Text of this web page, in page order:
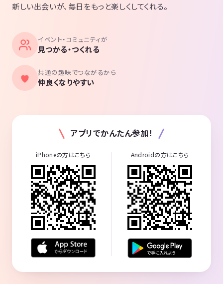
新しい出会いが、毎日をもっと楽しくしてくれる。
イベント・コミュニティが
見つかる・つくれる
共通の趣味でつながるから
仲良くなりやすい
アプリでかんたん参加！
iPhoneの方はこちら Androidの方はこちら